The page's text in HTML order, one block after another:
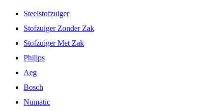
Steelstofzuiger
Stofzuiger Zonder Zak
Stofzuiger Met Zak
Philips
Aeg
Bosch
Numatic